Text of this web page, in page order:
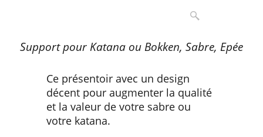
Support pour Katana ou Bokken, Sabre, Epée
Ce présentoir avec un design
décent pour augmenter la qualité
et la valeur de votre sabre ou
votre katana.